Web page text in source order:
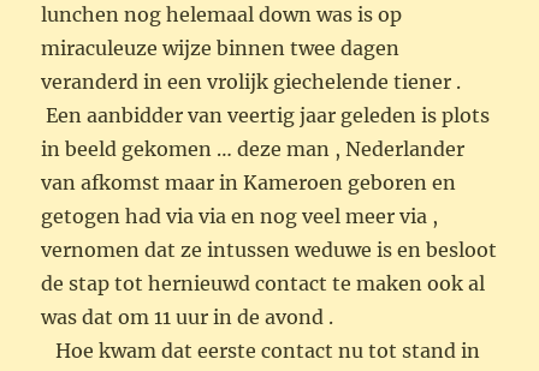
lunchen nog helemaal down was is op
miraculeuze wijze binnen twee dagen
veranderd in een vrolijk giechelende tiener .
Een aanbidder van veertig jaar geleden is plots
in beeld gekomen … deze man , Nederlander
van afkomst maar in Kameroen geboren en
getogen had via via en nog veel meer via ,
vernomen dat ze intussen weduwe is en besloot
de stap tot hernieuwd contact te maken ook al
was dat om 11 uur in de avond .
Hoe kwam dat eerste contact nu tot stand in